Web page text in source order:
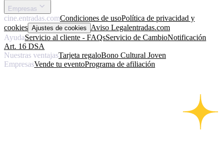
Empresas
cine.entradas.comCondiciones de usoPolítica de privacidad y
cookies Ajustes de cookies Aviso Legalentradas.com
AyudaServicio al cliente - FAQsServicio de CambioNotificación
Art. 16 DSA
Nuestras ventajasTarjeta regaloBono Cultural Joven
EmpresasVende tu eventoPrograma de afiliación